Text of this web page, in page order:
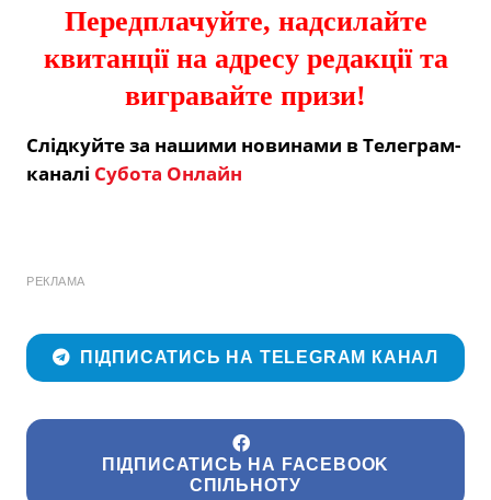
Передплачуйте, надсилайте
квитанції на адресу редакції та
вигравайте призи!
Слідкуйте за нашими новинами в Телеграм-
каналі Субота Онлайн
РЕКЛАМА
ПІДПИСАТИСЬ НА TELEGRAM КАНАЛ
ПІДПИСАТИСЬ НА FACEBOOK
СПІЛЬНОТУ